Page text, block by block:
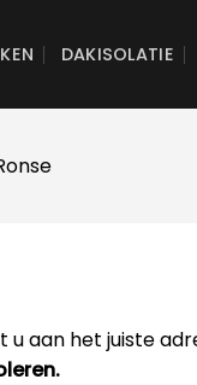
DAKISOLATIE
u aan het juiste